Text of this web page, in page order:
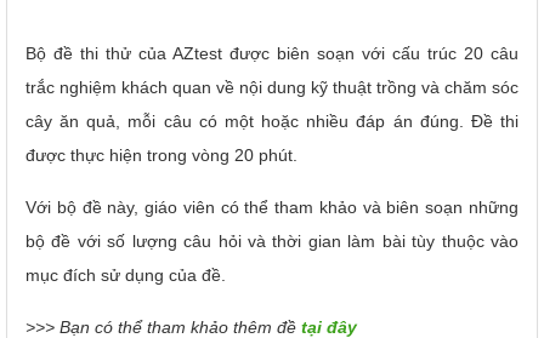
Bộ đề thi thử của AZtest được biên soạn với cấu trúc 20 câu
trắc nghiệm khách quan về nội dung kỹ thuật trồng và chăm sóc
cây ăn quả, mỗi câu có một hoặc nhiều đáp án đúng. Đề thi
được thực hiện trong vòng 20 phút.
Với bộ đề này, giáo viên có thể tham khảo và biên soạn những
bộ đề với số lượng câu hỏi và thời gian làm bài tùy thuộc vào
mục đích sử dụng của đề.
>>> Bạn có thể tham khảo thêm đề tại đây